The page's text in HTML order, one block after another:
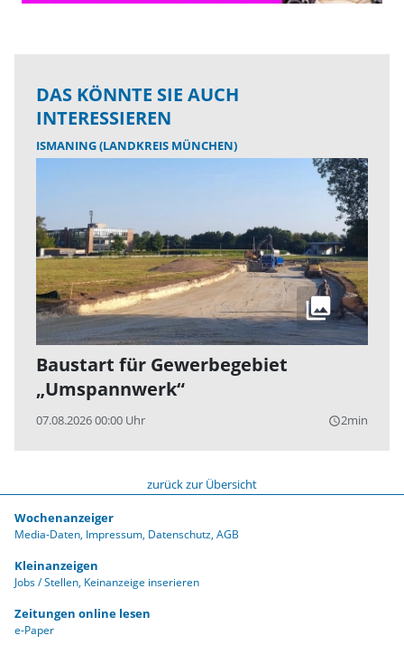
DAS KÖNNTE SIE AUCH
INTERESSIEREN
ISMANING (LANDKREIS MÜNCHEN)
Baustart für Gewerbegebiet
„Umspannwerk“
07.08.2026 00:00 Uhr query_builder2min
zurück zur Übersicht
Wochenanzeiger
Media-Daten Impressum Datenschutz AGB
Kleinanzeigen
Jobs / Stellen Keinanzeige inserieren
Zeitungen online lesen
e-Paper